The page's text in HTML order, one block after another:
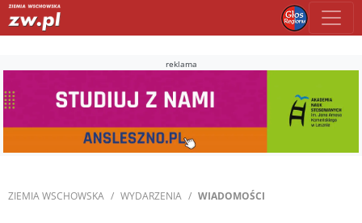
reklama
ZIEMIA WSCHOWSKA WYDARZENIA WIADOMOŚCI